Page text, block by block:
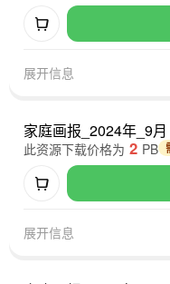
展开信息
家庭画报_2024年_9月
此资源下载价格为 2 PB
展开信息